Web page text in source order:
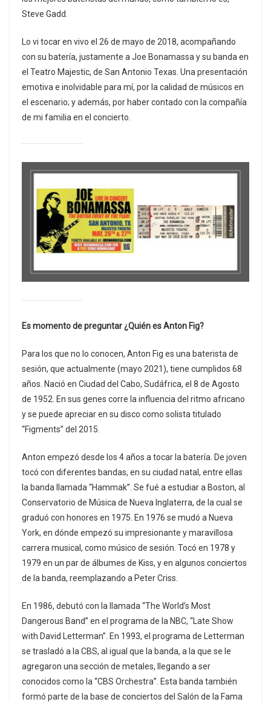
Steve Gadd.
Lo vi tocar en vivo el 26 de mayo de 2018, acompañando
con su batería, justamente a Joe Bonamassa y su banda en
el Teatro Majestic, de San Antonio Texas. Una presentación
emotiva e inolvidable para mí, por la calidad de músicos en
el escenario; y además, por haber contado con la compañía
de mi familia en el concierto.
Es momento de preguntar ¿Quién es Anton Fig?
Para los que no lo conocen, Anton Fig es una baterista de
sesión, que actualmente (mayo 2021), tiene cumplidos 68
años. Nació en Ciudad del Cabo, Sudáfrica, el 8 de Agosto
de 1952. En sus genes corre la influencia del ritmo africano
y se puede apreciar en su disco como solista titulado
“Figments” del 2015.
Anton empezó desde los 4 años a tocar la batería. De joven
tocó con diferentes bandas, en su ciudad natal, entre ellas
la banda llamada “Hammak”. Se fué a estudiar a Boston, al
Conservatorio de Música de Nueva Inglaterra, de la cual se
graduó con honores en 1975. En 1976 se mudó a Nueva
York, en dónde empezó su impresionante y maravillosa
carrera musical, como músico de sesión. Tocó en 1978 y
1979 en un par de álbumes de Kiss, y en algunos conciertos
de la banda, reemplazando a Peter Criss.
En 1986, debutó con la llamada “The World’s Most
Dangerous Band” en el programa de la NBC, “Late Show
with David Letterman”. En 1993, el programa de Letterman
se trasladó a la CBS, al igual que la banda, a la que se le
agregaron una sección de metales, llegando a ser
conocidos como la “CBS Orchestra”. Esta banda también
formó parte de la base de conciertos del Salón de la Fama